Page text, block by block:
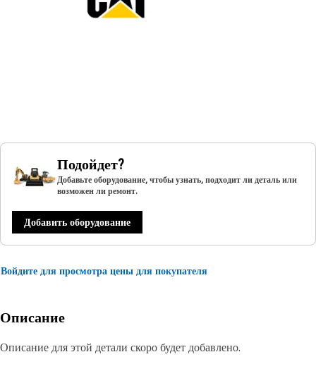
Подойдет?
Добавьте оборудование, чтобы узнать, подходит ли деталь или
возможен ли ремонт.
Добавить оборудование
Войдите для просмотра цены для покупателя
Описание
Описание для этой детали скоро будет добавлено.